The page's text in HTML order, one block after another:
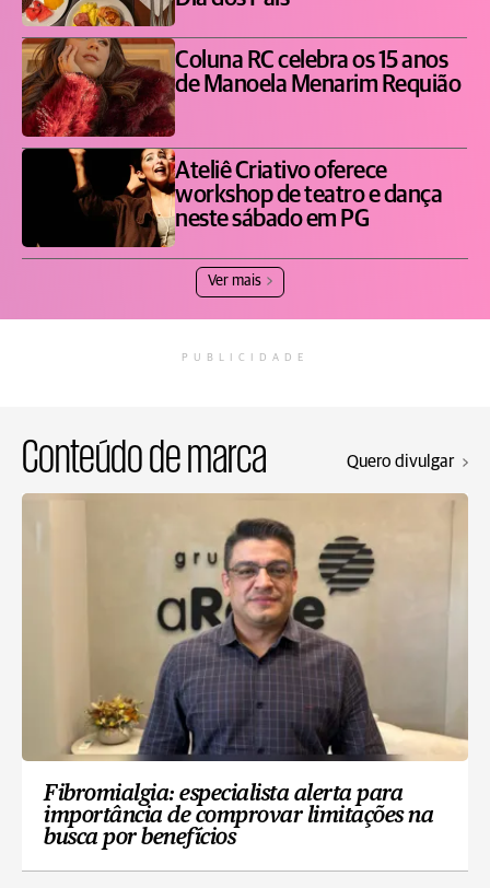
Coluna RC celebra os 15 anos
de Manoela Menarim Requião
Ateliê Criativo oferece
workshop de teatro e dança
neste sábado em PG
Ver mais
PUBLICIDADE
Conteúdo de marca Quero divulgar
Fibromialgia: especialista alerta para
importância de comprovar limitações na
busca por benefícios